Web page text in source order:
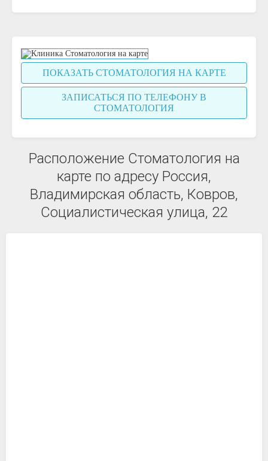
ПОКАЗАТЬ СТОМАТОЛОГИЯ НА КАРТЕ
ЗАПИСАТЬСЯ ПО ТЕЛЕФОНУ В
СТОМАТОЛОГИЯ
Расположение Стоматология на
карте по адресу Россия,
Владимирская область, Ковров,
Социалистическая улица, 22